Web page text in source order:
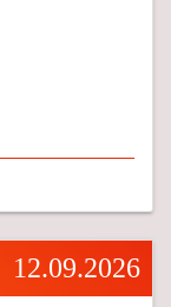
12.09.2026